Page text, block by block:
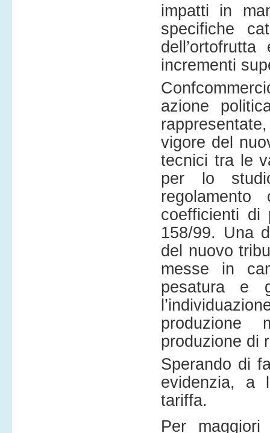
impatti in
specifiche
incrementi
azione
vigore del
tecnici tra le
per lo
coefficienti
158/99. Una
del nuovo
messe in
pesatura e
produzione
produzione di
Sperando di
evidenzia, a
tariffa.
Per maggiori